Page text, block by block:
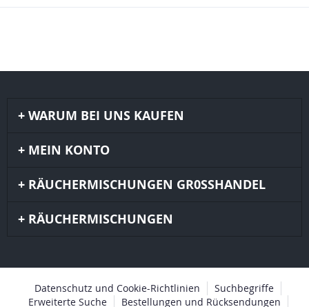
WARUM BEI UNS KAUFEN
MEIN KONTO
RÄUCHERMISCHUNGEN GR0SSHANDEL
RÄUCHERMISCHUNGEN
Datenschutz und Cookie-Richtlinien
Suchbegriffe
Erweiterte Suche
Bestellungen und Rücksendungen